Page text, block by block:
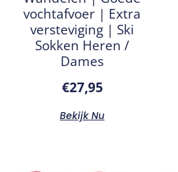
vochtafvoer | Extra
versteviging | Ski
Sokken Heren /
Dames
€27,95
Bekijk Nu